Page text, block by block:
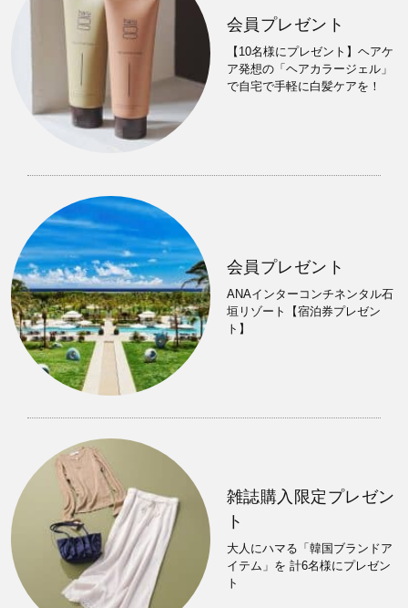
会員プレゼント
【10名様にプレゼント】ヘアケ
ア発想の「ヘアカラージェル」
で自宅で手軽に白髪ケアを！
会員プレゼント
ANAインターコンチネンタル石
垣リゾート【宿泊券プレゼン
ト】
雑誌購入限定プレゼン
ト
大人にハマる「韓国ブランドア
イテム」を 計6名様にプレゼン
ト